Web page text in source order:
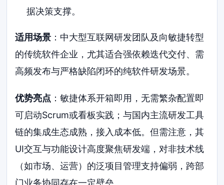
据决策支撑。
适用场景 ：中大型互联网研发团队及向敏捷转型
的传统软件企业，尤其适合强依赖迭代交付、需
高频发布与严格缺陷闭环的纯软件研发场景。
优势亮点 ：敏捷体系开箱即用，无需繁杂配置即
可启动Scrum或看板实践；与国内主流研发工具
链的集成生态成熟，接入成本低。但需注意，其
UI交互与功能设计高度聚焦研发端，对非技术线
（如市场、运营）的泛项目管理支持偏弱，跨部
门业务协同存在一定壁垒。